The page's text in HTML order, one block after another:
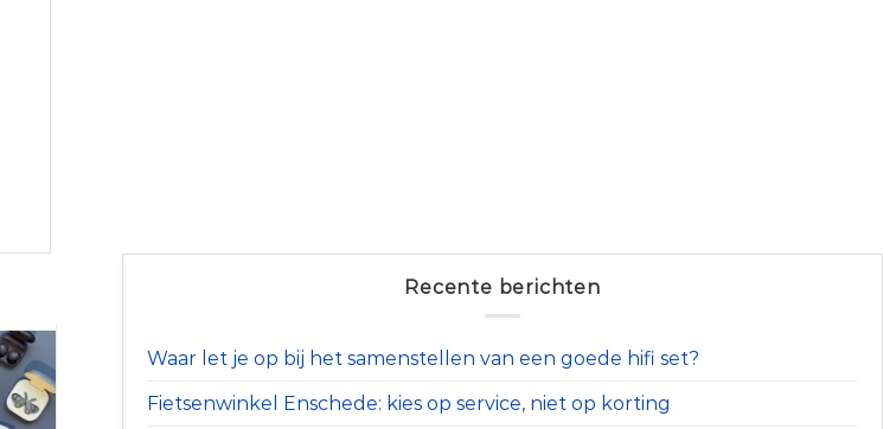
Recente berichten
Waar let je op bij het samenstellen van een goede hifi set?
Fietsenwinkel Enschede: kies op service, niet op korting